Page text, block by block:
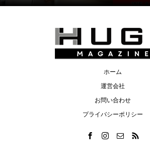
ホーム
運営会社
お問い合わせ
プライバシーポリシー